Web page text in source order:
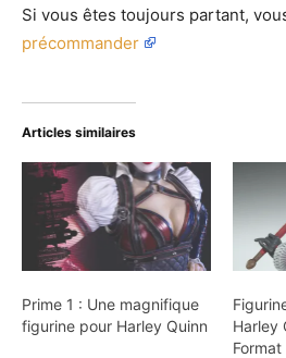
Si vous êtes toujours partant,
précommander
Articles similaires
Prime 1 : Une magnifique
figurine pour Harley Quinn
Harley
Format